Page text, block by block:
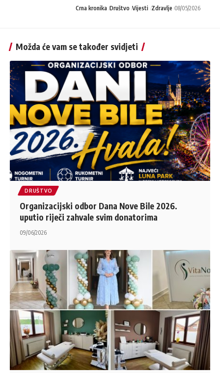
Crna kronika Društvo Vijesti Zdravlje 08/05/2026
Možda će vam se također svidjeti
DRUŠTVO
Organizacijski odbor Dana Nove Bile 2026.
uputio riječi zahvale svim donatorima
09/06/2026